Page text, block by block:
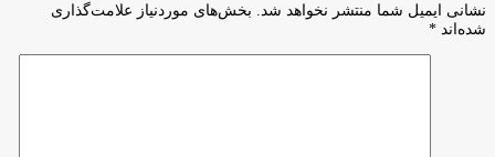
نشانی ایمیل شما منتشر نخواهد شد.
بخش‌های موردنیاز علامت‌گذاری
شده‌اند *